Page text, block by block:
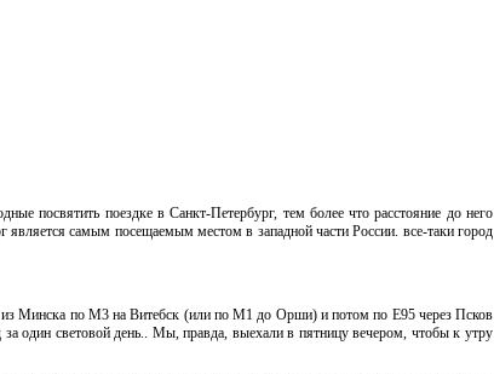
посвятить поездке в Санкт-Петербург, тем более что расстояние до него
самым посещаемым местом в западной части России. все-таки город
из Минска по М3 на Витебск (или по M1 до Орши) и потом по Е95 через Псков
за один световой день.. Мы, правда, выехали в пятницу вечером, чтобы к утру